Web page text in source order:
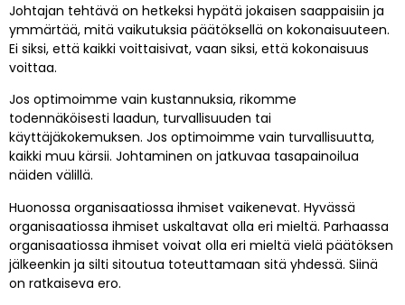
Johtajan tehtävä on hetkeksi hypätä jokaisen saappaisiin ja
ymmärtää, mitä vaikutuksia päätöksellä on kokonaisuuteen.
Ei siksi, että kaikki voittaisivat, vaan siksi, että kokonaisuus
voittaa.
Jos optimoimme vain kustannuksia, rikomme
todennäköisesti laadun, turvallisuuden tai
käyttäjäkokemuksen. Jos optimoimme vain turvallisuutta,
kaikki muu kärsii. Johtaminen on jatkuvaa tasapainoilua
näiden välillä.
Huonossa organisaatiossa ihmiset vaikenevat. Hyvässä
organisaatiossa ihmiset uskaltavat olla eri mieltä. Parhaassa
organisaatiossa ihmiset voivat olla eri mieltä vielä päätöksen
jälkeenkin ja silti sitoutua toteuttamaan sitä yhdessä. Siinä
on ratkaiseva ero.